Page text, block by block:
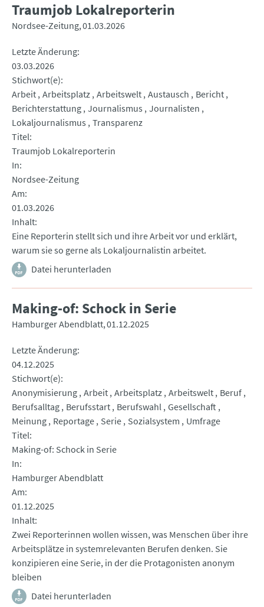
Traumjob Lokalreporterin
Nordsee-Zeitung 01.03.2026
Letzte Änderung
03.03.2026
Stichwort(e)
Arbeit Arbeitsplatz Arbeitswelt Austausch
Bericht
Berichterstattung Journalismus Journalisten
Lokaljournalismus Transparenz
Titel
Traumjob Lokalreporterin
In
Nordsee-Zeitung
Am
01.03.2026
Inhalt
Eine Reporterin stellt sich und ihre Arbeit vor und erklärt,
warum sie so gerne als Lokaljournalistin arbeitet.
Datei herunterladen
Making-of: Schock in Serie
Hamburger Abendblatt 01.12.2025
Letzte Änderung
04.12.2025
Stichwort(e)
Anonymisierung Arbeit Arbeitsplatz Arbeitswelt Beruf
Berufsalltag Berufsstart Berufswahl Gesellschaft
Meinung Reportage Serie Sozialsystem
Umfrage
Titel
Making-of: Schock in Serie
In
Hamburger Abendblatt
Am
01.12.2025
Inhalt
Zwei Reporterinnen wollen wissen, was Menschen über ihre
Arbeitsplätze in systemrelevanten Berufen denken. Sie
konzipieren eine Serie, in der die Protagonisten anonym
bleiben
Datei herunterladen